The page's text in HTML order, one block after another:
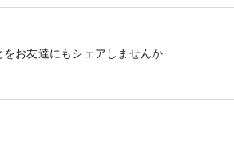
をお友達にもシェアしませんか